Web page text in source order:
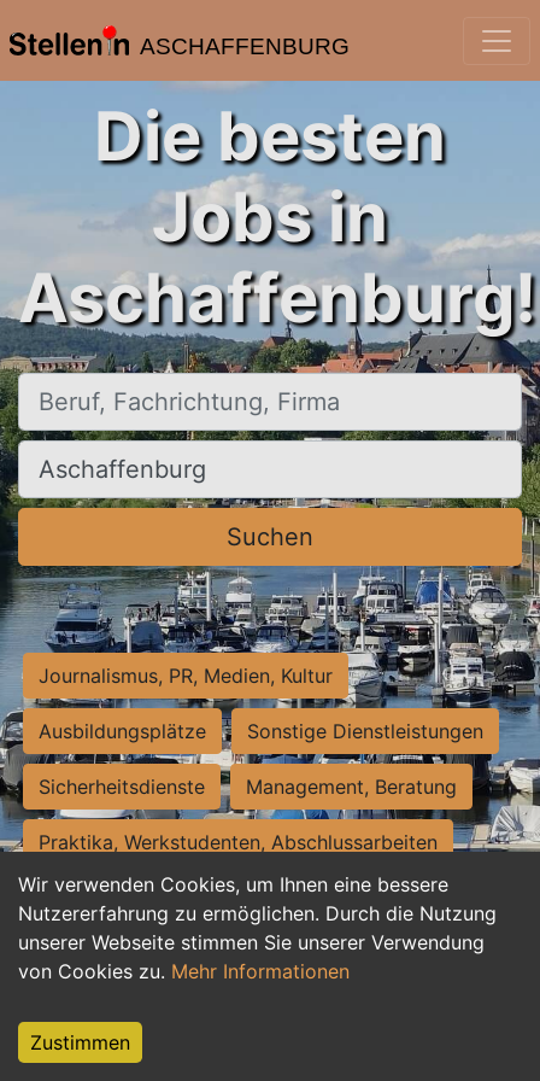
ASCHAFFENBURG
Wir verwenden Cookies, um Ihnen eine bessere
Nutzererfahrung zu ermöglichen. Durch die Nutzung
unserer Webseite stimmen Sie unserer Verwendung
von Cookies zu. Mehr Informationen
Zustimmen
Die besten
Jobs in
Aschaffenburg!
Beruf, Fachrichtung, Firma
Ort, Stadt
Suchen
Journalismus, PR, Medien, Kultur
Ausbildungsplätze Sonstige Dienstleistungen
Sicherheitsdienste Management, Beratung
Praktika, Werkstudenten, Abschlussarbeiten
Personalwesen Assistenz, Sekretariat
Hilfskräfte, Aushilfs- und Nebenjobs
Weiterbildung, Studium, duale Ausbildung